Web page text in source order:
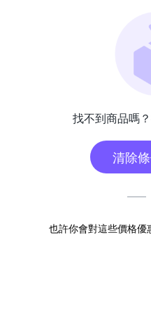
找不到商品嗎
清除
也許你會對這些價格優